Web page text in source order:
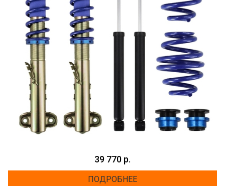
39 770 р.
ПОДРОБНЕЕ